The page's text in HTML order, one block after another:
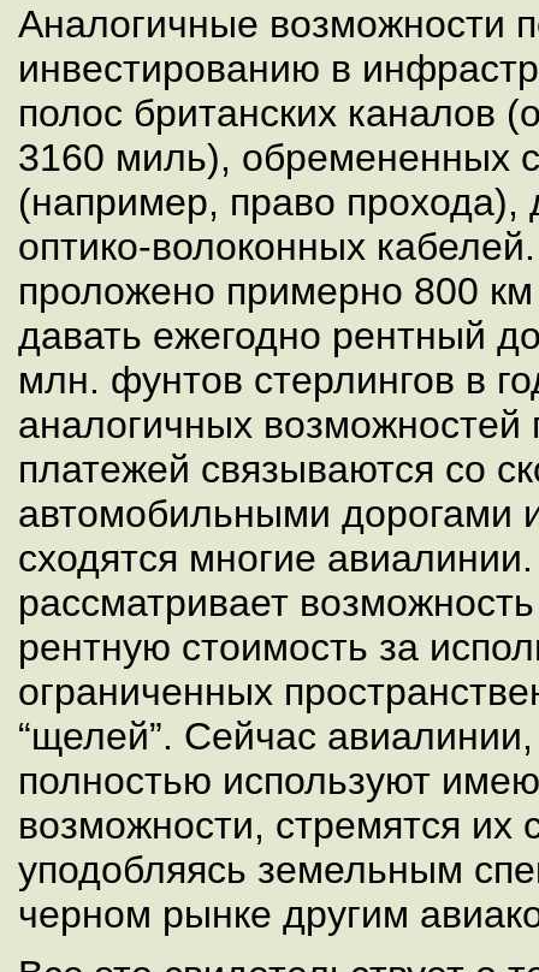
Аналогичные возможности
инвестированию в
полос британских каналов
3160 миль), обремененных
(например, право прохода),
оптико-волоконных
проложено примерно 800 км
давать ежегодно рентный
млн. фунтов стерлингов в
аналогичных
платежей связываются со
автомобильными дорогами
сходятся многие
рассматривает
рентную стоимость за
ограниченных
“щелей”. Сейчас
полностью используют
возможности, стремятся их
уподобляясь земельным
черном рынке другим